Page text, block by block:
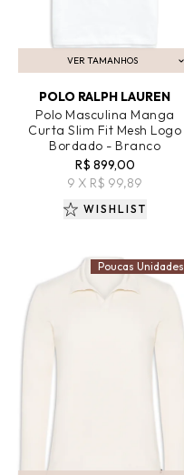
VER TAMANHOS
ADICIONAR AO CARRINHO
POLO RALPH LAUREN
Polo Masculina Manga
Curta Slim Fit Mesh Logo
Bordado - Branco
R$ 899,00
9 X R$ 99,89
WISHLIST
Poucas Unidades